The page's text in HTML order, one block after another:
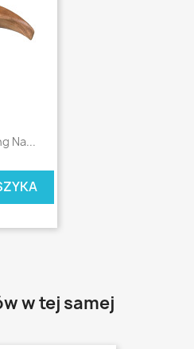
Na...
w tej samej